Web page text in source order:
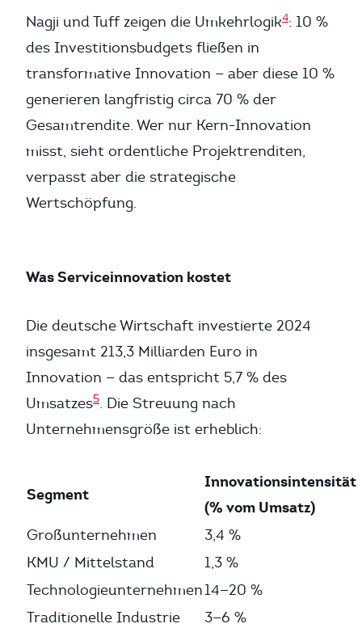
Nagji und Tuff zeigen die Umkehrlogik4: 10 %
des Investitionsbudgets fließen in
transformative Innovation — aber diese 10 %
generieren langfristig circa 70 % der
Gesamtrendite. Wer nur Kern-Innovation
misst, sieht ordentliche Projektrenditen,
verpasst aber die strategische
Wertschöpfung.
Was Serviceinnovation kostet
Die deutsche Wirtschaft investierte 2024
insgesamt 213,3 Milliarden Euro in
Innovation — das entspricht 5,7 % des
Umsatzes5. Die Streuung nach
Unternehmensgröße ist erheblich:
Segment
Innovationsintensität
(% vom Umsatz)
Großunternehmen
3,4 %
KMU / Mittelstand
1,3 %
Technologieunternehmen14—20 %
Traditionelle Industrie
3—6 %